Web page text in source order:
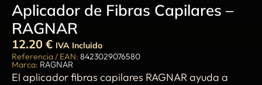
Aplicador de Fibras Capilares –
RAGNAR
12.20 € IVA Incluido
Referencia / EAN: 8423029076580
Marca: RAGNAR
El aplicador fibras capilares RAGNAR ayuda a